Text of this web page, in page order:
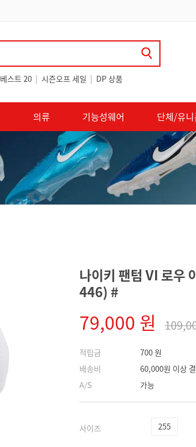
베스트 20 | 시즌오프 세일 | DP 상품
의류 기능성웨어 단체/유
나이키 팬텀 VI 로
446) #
79,000 원
적립금
배송비
A/S
700 원
60,000원 이상
가능
사이즈 255